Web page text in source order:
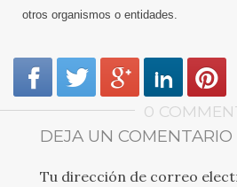
otros organismos o entidades.
0
DEJA UN COMENTARIO
Tu dirección de correo